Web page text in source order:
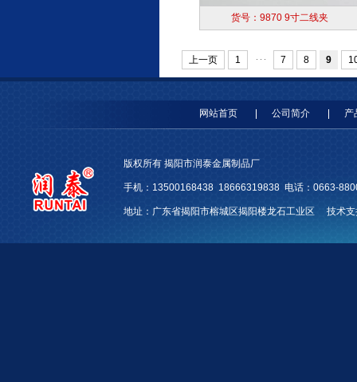
货号：9870 9寸二线夹
上一页 1 7 8 9
网站首页 公司简介 产
版权所有 揭阳市润泰金属制品厂
手机：13500168438 18666319838 电话：0663-
地址：广东省揭阳市榕城区揭阳楼龙石工业区 技术支